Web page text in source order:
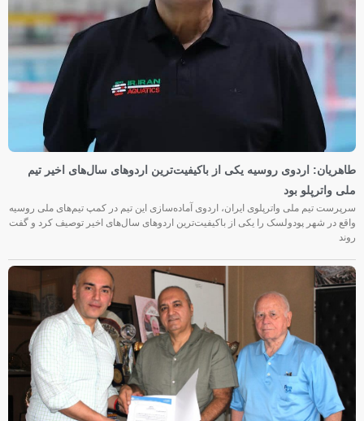
طاهریان: اردوی روسیه یکی از باکیفیت‌ترین اردوهای سال‌های اخیر تیم
ملی واترپلو بود
سرپرست تیم ملی واترپلوی ایران، اردوی آماده‌سازی این تیم در کمپ تیم‌های ملی روسیه
واقع در شهر پودولسک را یکی از باکیفیت‌ترین اردوهای سال‌های اخیر توصیف کرد و گفت
روند